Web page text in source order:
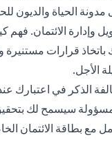
الحياة والديون
وإدارة الائتمان. فهم
باتخاذ قرارات مستنيرة
الأجل.
الذكر في اعتبارك عند
سيسمح لك
مع بطاقة الائتمان